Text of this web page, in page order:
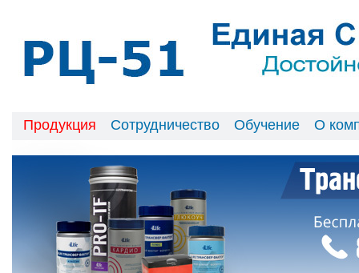
Продукция Сотрудничество Обучение О